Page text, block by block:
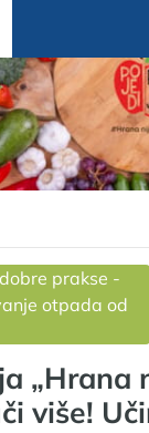
prakse -
otpada od
„Hrana
više!